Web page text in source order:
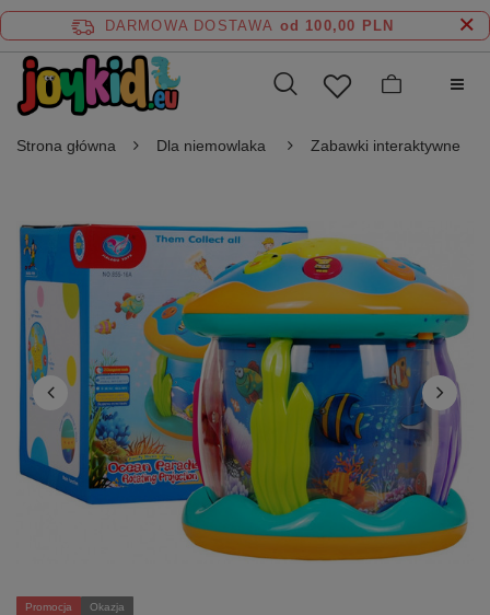
DARMOWA DOSTAWA od 100,00 PLN
Strona główna Dla niemowlaka Zabawki interaktywne
Promocja Okazja